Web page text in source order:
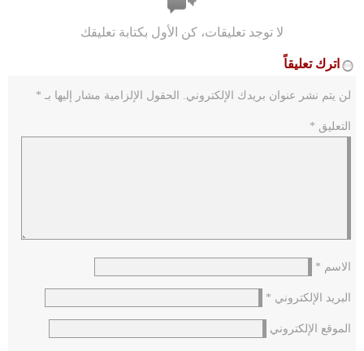
لا توجد تعليقات، كن الأول بكتابة تعليقك
اترك تعليقاً
لن يتم نشر عنوان بريدك الإلكتروني. الحقول الإلزامية مشار إليها بـ *
التعليق *
الاسم *
البريد الإلكتروني *
الموقع الإلكتروني